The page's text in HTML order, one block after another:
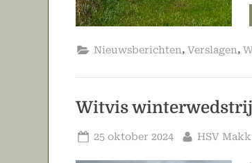
Nieuwsberichten, Verslagen,
Witvis
Geplaatst
25 oktober 2024 Door
HSV